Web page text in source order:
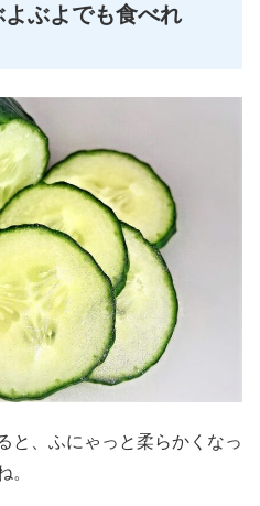
ぶよでも食べれ
と、ふにゃっと柔らかくなっ
。